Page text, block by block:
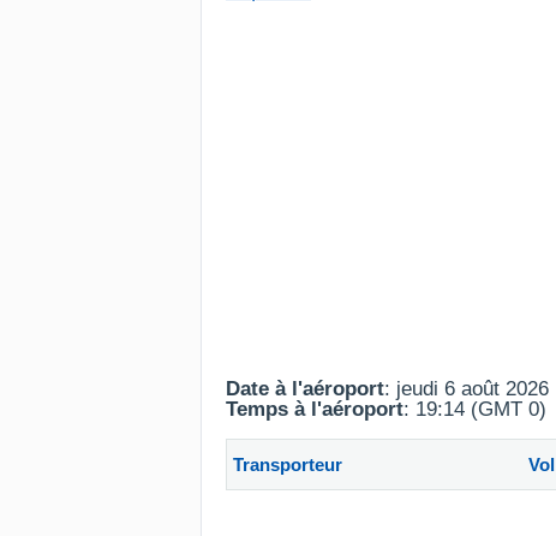
Date à l'aéroport: jeudi 6 août 2026
Temps à l'aéroport: 19:14 (GMT 0)
Transporteur Vol